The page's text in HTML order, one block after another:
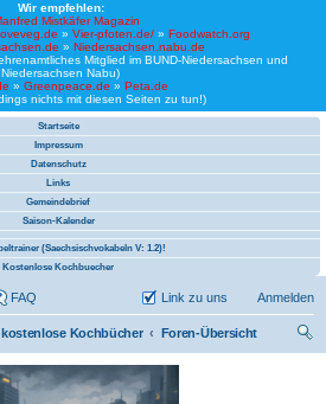
Wir empfehlen:
Mistkäfer Magazin
» Vier-pfoten.de/» Foodwatch.org
» Niedersachsen.nabu.de
Mitglied im BUND-Niedersachsen und
Niedersachsen Nabu)
» Greenpeace.de » Peta.de
nichts mit diesen Seiten zu tun!)
Startseite
Impressum
Datenschutz
Links
Gemeindebrief
Saison-Kalender
(Saechsischvokabeln V: 1.2)!
Kostenlose Kochbuecher
FAQ Anmelden
Link zu uns
Kochbücher
Foren-Übersicht